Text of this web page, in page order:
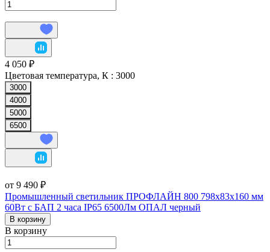
4 050 ₽
Цветовая температура, К : 3000
3000
4000
5000
6500
от 9 490 ₽
Промышленный светильник ПРОФЛАЙН 800 798х83х160 мм
60Вт с БАП 2 часа IP65 6500Лм ОПАЛ черный
В корзину
В корзину